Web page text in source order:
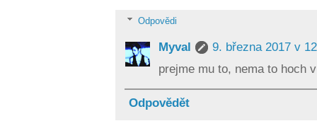
Odpovědi
Myval
9. března 2017 v
prejme mu to, nema to hoch
Odpovědět